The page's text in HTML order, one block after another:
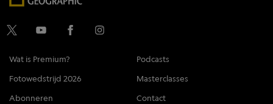
Wat is Premium?
Podcasts
Fotowedstrijd 2026
Masterclasses
Abonneren
Contact